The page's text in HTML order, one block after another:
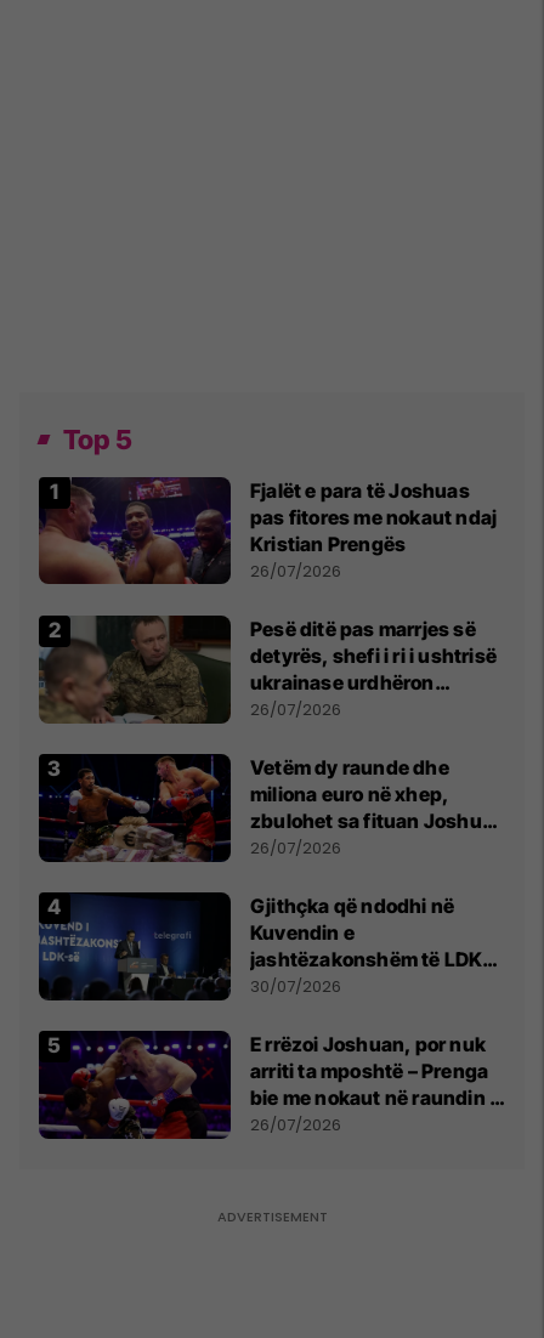
Top 5
Fjalët e para të Joshuas
pas fitores me nokaut ndaj
Kristian Prengës
26/07/2026
Pesë ditë pas marrjes së
detyrës, shefi i ri i ushtrisë
ukrainase urdhëron
kontroll të madh
26/07/2026
Vetëm dy raunde dhe
miliona euro në xhep,
zbulohet sa fituan Joshua
e Prenga
26/07/2026
Gjithçka që ndodhi në
Kuvendin e
jashtëzakonshëm të LDK-
së
30/07/2026
E rrëzoi Joshuan, por nuk
arriti ta mposhtë – Prenga
bie me nokaut në raundin e
dytë
26/07/2026